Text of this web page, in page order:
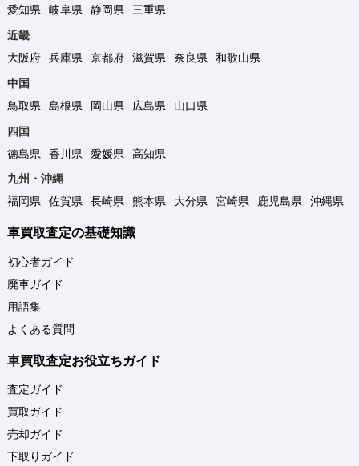
愛知県
岐阜県 静岡県
三重県
近畿
大阪府
兵庫県 京都府 滋賀県 奈良県
和歌山県
中国
鳥取県
島根県 岡山県 広島県
山口県
四国
徳島県
香川県 愛媛県
高知県
九州・沖縄
福岡県
佐賀県 長崎県 熊本県 大分県 宮崎県 鹿児島県 沖縄県
車買取査定の基礎知識
初心者ガイド
廃車ガイド
用語集
よくある質問
車買取査定お役立ちガイド
査定ガイド
買取ガイド
売却ガイド
下取りガイド